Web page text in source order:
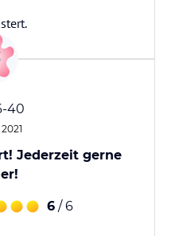
40
Jederzeit gerne
6 / 6